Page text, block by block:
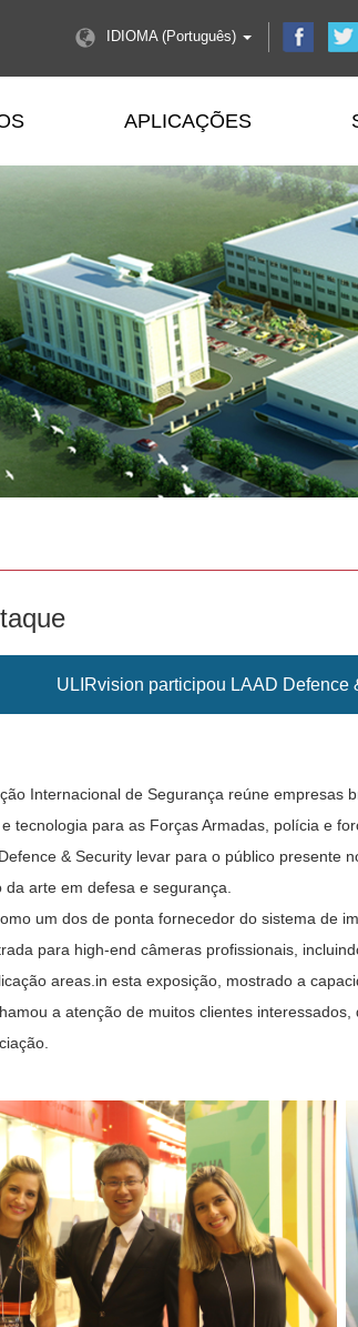
IDIOMA (Português)
APLICAÇÕES
ULIRvision participou LAAD Defence
Internacional de Segurança reúne
tecnologia para as Forças Armadas, polícia e
& Security levar para o público presente
arte em defesa e segurança.
um dos de ponta fornecedor do sistema de
para high-end câmeras profissionais,
areas.in esta exposição, mostrado a
a atenção de muitos clientes